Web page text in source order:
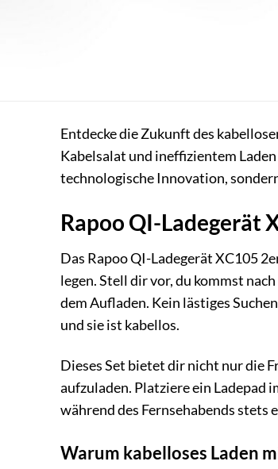
Entdecke die Zukunft des
Kabelsalat und ineffizientem
technologische Innovation,
Rapoo QI-Ladegerät
Das Rapoo QI-Ladegerät XC105
legen. Stell dir vor, du kommst
dem Aufladen. Kein lästiges
und sie ist kabellos.
Dieses Set bietet dir nicht nur die
aufzuladen. Platziere ein Ladepad
während des Fernsehabends
Warum kabelloses Laden